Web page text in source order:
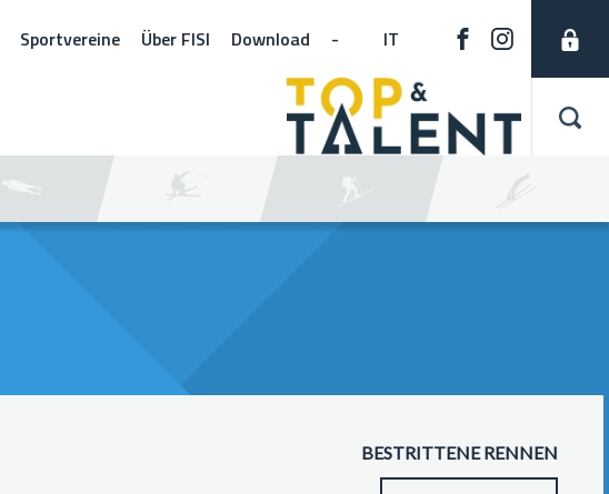
Sportvereine Über FISI Download - IT
BESTRITTENE RENNEN